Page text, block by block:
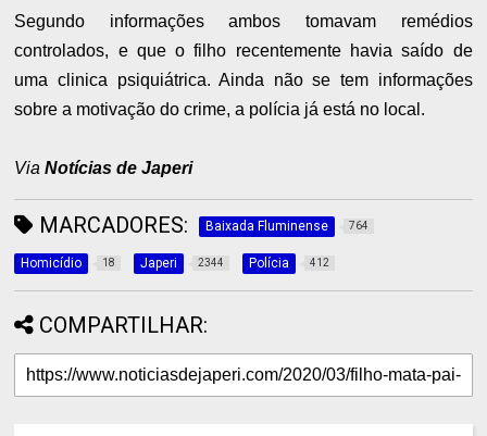
Segundo informações ambos tomavam remédios
controlados, e que o filho recentemente havia saído de
uma clinica psiquiátrica. Ainda não se tem informações
sobre a motivação do crime, a polícia já está no local.
ViaNotícias de Japeri
MARCADORES: Baixada Fluminense 764
Homicídio 18 Japeri 2344 Polícia 412
COMPARTILHAR: